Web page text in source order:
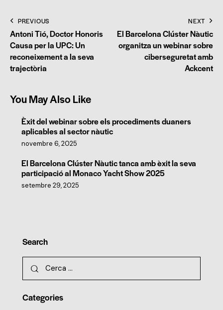
PREVIOUS
Antoni Tió, Doctor Honoris
Causa per la UPC: Un
reconeixement a la seva
trajectòria
NEXT
El Barcelona Clúster Nàutic
organitza un webinar sobre
ciberseguretat amb
Ackcent
You May Also Like
Èxit del webinar sobre els procediments duaners
aplicables al sector nàutic
novembre 6, 2025
El Barcelona Clúster Nàutic tanca amb èxit la seva
participació al Monaco Yacht Show 2025
setembre 29, 2025
Search
Categories